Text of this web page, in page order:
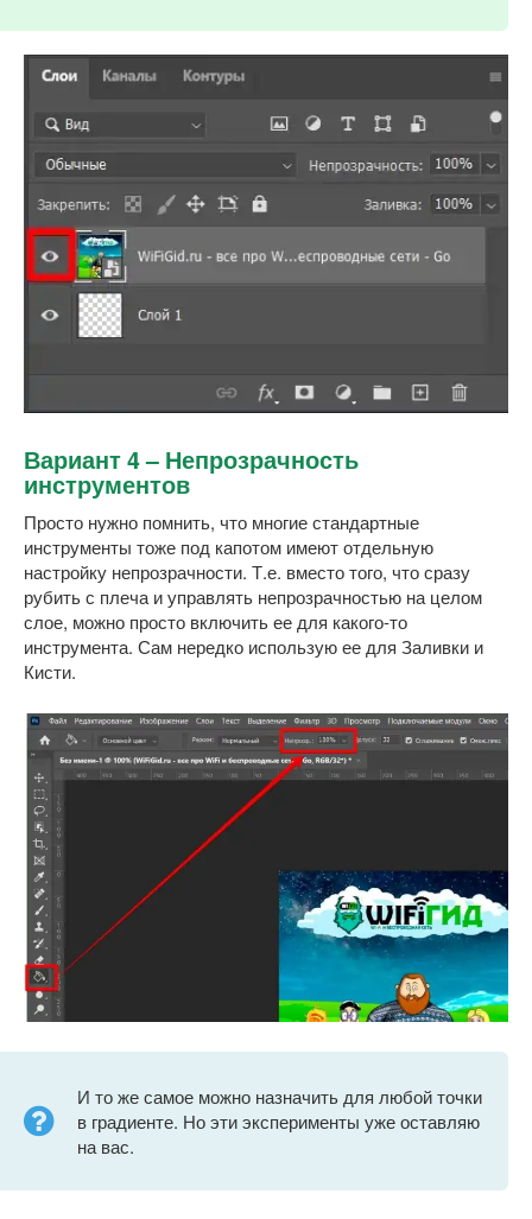
Вариант 4 – Непрозрачность
инструментов
Просто нужно помнить, что многие стандартные
инструменты тоже под капотом имеют отдельную
настройку непрозрачности. Т.е. вместо того, что сразу
рубить с плеча и управлять непрозрачностью на целом
слое, можно просто включить ее для какого-то
инструмента. Сам нередко использую ее для Заливки и
Кисти.
И то же самое можно назначить для любой точки
в градиенте. Но эти эксперименты уже оставляю
на вас.